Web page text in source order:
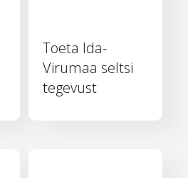
Toeta Ida-
Virumaa seltsi
tegevust